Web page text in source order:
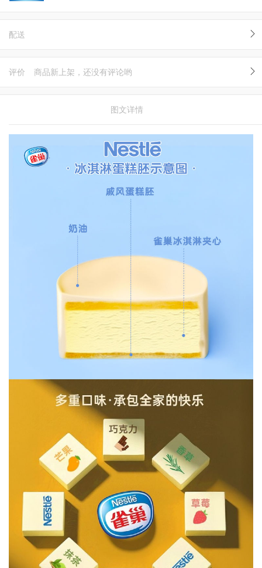
配送
评价 商品新上架，还没有评论哟
图文详情